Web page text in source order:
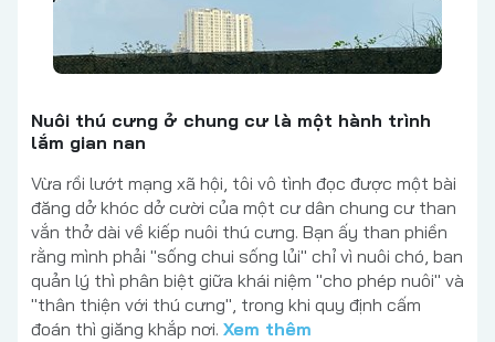
Nuôi thú cưng ở chung cư là một hành trình
lắm gian nan
Vừa rồi lướt mạng xã hội, tôi vô tình đọc được một bài
đăng dở khóc dở cười của một cư dân chung cư than
vắn thở dài về kiếp nuôi thú cưng. Bạn ấy than phiền
rằng mình phải "sống chui sống lủi" chỉ vì nuôi chó, ban
quản lý thì phân biệt giữa khái niệm "cho phép nuôi" và
"thân thiện với thú cưng", trong khi quy định cấm
đoán thì giăng khắp nơi. Xem thêm